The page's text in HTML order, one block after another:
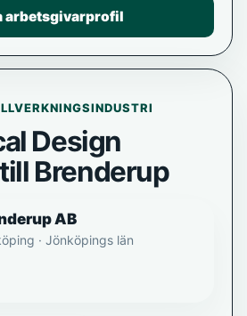
Design
Brenderup
AB
· Jönköpings län
arbetsgivarprofil